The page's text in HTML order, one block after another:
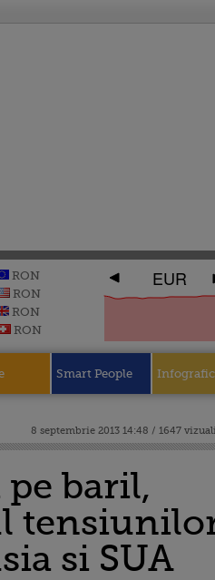
RON
RON
RON
RON
EUR
Smart People
8 septembrie 2013 14:48 / 1647
baril,
si SUA